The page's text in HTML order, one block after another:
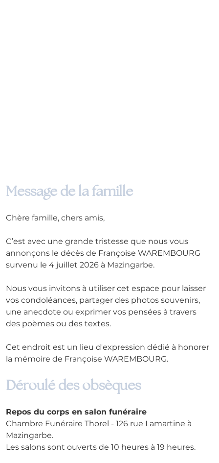
Message de la famille
Chère famille, chers amis,
C’est avec une grande tristesse que nous vous
annonçons le décès de Françoise WAREMBOURG
survenu le 4 juillet 2026 à Mazingarbe.
Nous vous invitons à utiliser cet espace pour laisser
vos condoléances, partager des photos souvenirs,
une anecdote ou exprimer vos pensées à travers
des poèmes ou des textes.
Cet endroit est un lieu d'expression dédié à honorer
la mémoire de Françoise WAREMBOURG.
Déroulé des obsèques
Repos du corps en salon funéraire
Chambre Funéraire Thorel - 126 rue Lamartine à
Mazingarbe.
Les salons sont ouverts de 10 heures à 19 heures.